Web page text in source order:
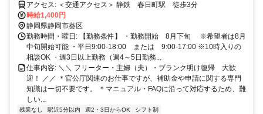
アクセス: ＜交通アクセス＞ 静鉄 春日町駅 徒歩3分
時給1,400円
静岡県静岡市葵区
勤務時間・曜日: 【勤務条件】 ・勤務開始 8月下旬 ※希望者は8月
中旬開始可能 ・平日9:00-18:00 または 9:00-17:00 ※10時入りの
相談OK ・週3日以上勤務（週4～5日勤務...
仕事内容: ＼＼ フリーター・主婦（夫）・ブランク明け復帰 大歓
迎！ ／／ ＊官公庁関連のお仕事ですが、補助金や申請に関する専門
知識は一切不要です。 ＊マニュアル・FAQに沿って対応するため、難
しい...
残業なし 駅近5分以内 週2・3日からOK シフト制